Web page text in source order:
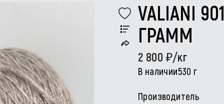
VALIANI
ГРАММ
2 800 /кг
В наличии530 г
Производитель